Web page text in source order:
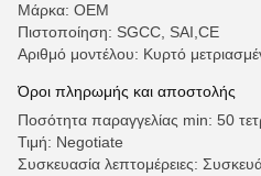
Μάρκα: OEM
Πιστοποίηση: SGCC, SAI,CE
Αριθμό μοντέλου: Κυρτό
Όροι πληρωμής και αποστολής
Ποσότητα παραγγελίας min: 50
Τιμή: Negotiate
Συσκευασία λεπτομέρειες: